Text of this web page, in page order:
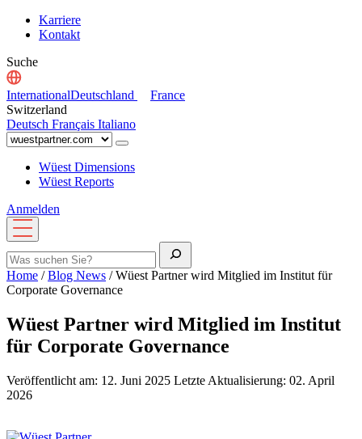
Karriere
Kontakt
Suche
InternationalDeutschland
France
Switzerland
Deutsch Français Italiano
Wüest Dimensions
Wüest Reports
Anmelden
Menü
öffnen
Suche
Home /Blog News /Wüest Partner wird Mitglied im Institut für
Corporate Governance
Wüest Partner wird Mitglied im Institut
für Corporate Governance
Veröffentlicht am: 12. Juni 2025 Letzte Aktualisierung: 02. April
2026